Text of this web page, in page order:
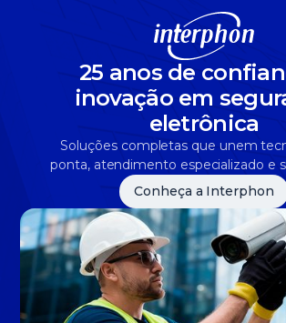
25 anos de
inovação em
eletrônica
Soluções completas que unem
ponta, atendimento especializado e
Conheça a Interphon